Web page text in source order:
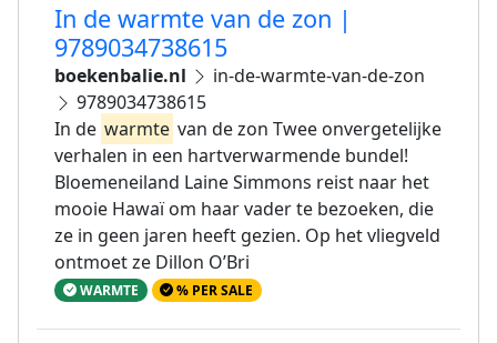
In de warmte van de zon |
9789034738615
boekenbalie.nl
in-de-warmte-van-de-zon
9789034738615
In de warmte van de zon Twee onvergetelijke
verhalen in een hartverwarmende bundel!
Bloemeneiland Laine Simmons reist naar het
mooie Hawaï om haar vader te bezoeken, die
ze in geen jaren heeft gezien. Op het vliegveld
ontmoet ze Dillon O’Bri
WARMTE % PER SALE